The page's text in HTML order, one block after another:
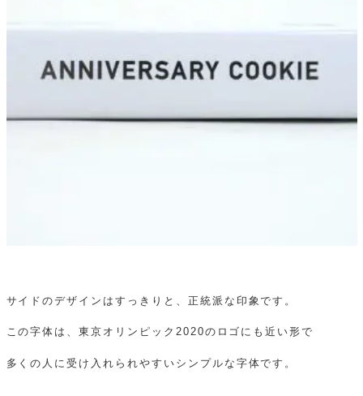
サイドのデザインはすっきりと、正統派な印象です。
この字体は、東京オリンピック2020のロゴにも近い形で
多くの人に受け入れられやすいシンプルな字体です。